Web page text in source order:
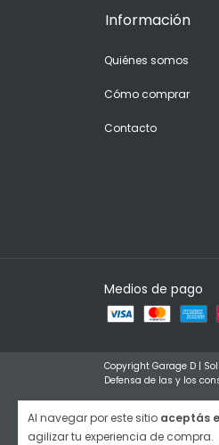
Al navegar por este sitio aceptás
agilizar tu experiencia de compra.
Información
Quiénes somos
Cómo comprar
Contacto
Medios de pago
Copyright Garage D |
Defensa de las y los